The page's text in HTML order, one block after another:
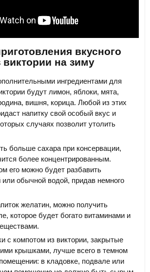
вкусного
виктории на зиму
ингредиентами для
будут лимон, яблоки, мята,
вишня, корица. Любой из этих
напитку свой особый вкус и
случаях позволит утолить
больше сахара при консервации,
более концентрированным.
его можно будет разбавить
или обычной водой, придав немного
желатин, можно получить
которое будет богато витаминами и
с компотом из виктории, закрытые
крышками, лучше всего в темном
в кладовке, подвале или